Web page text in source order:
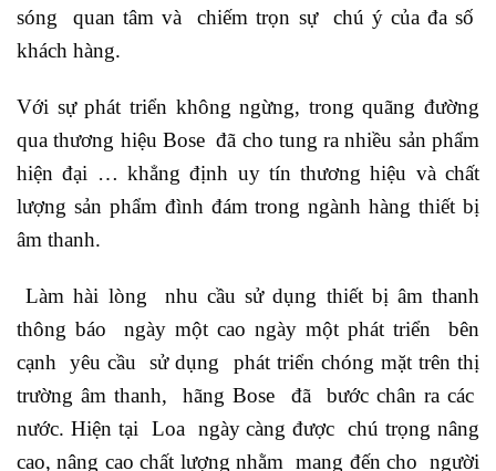
sóng quan tâm và chiếm trọn sự chú ý của đa số
khách hàng.
Với sự phát triển không ngừng, trong quãng đường
qua thương hiệu Bose đã cho tung ra nhiều sản phẩm
hiện đại … khẳng định uy tín thương hiệu và chất
lượng sản phẩm đình đám trong ngành hàng thiết bị
âm thanh.
Làm hài lòng nhu cầu sử dụng thiết bị âm thanh
thông báo ngày một cao ngày một phát triển bên
cạnh yêu cầu sử dụng phát triển chóng mặt trên thị
trường âm thanh, hãng Bose đã bước chân ra các
nước. Hiện tại Loa ngày càng được chú trọng nâng
cao, nâng cao chất lượng nhằm mang đến cho người